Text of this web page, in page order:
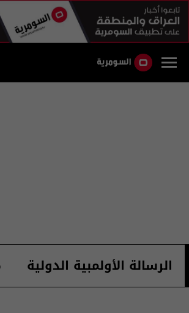
الرسالة الأولمبية الدولية